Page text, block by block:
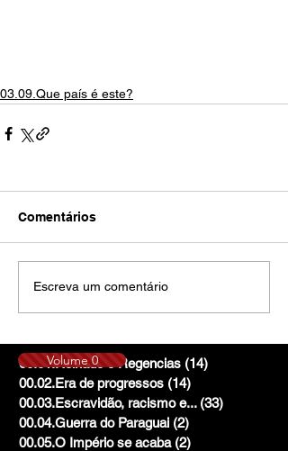
03.09.Que país é este?
Comentários
Escreva um comentário
00.01.Reinado e Regencias (14)
00.02.Era de progressos (14)
00.03.Escravidão, racismo e... (33)
00.04.Guerra do Paraguai (2)
00.05.O Império se acaba (2)
Volume 0